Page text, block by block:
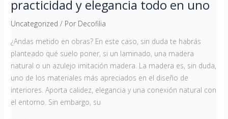
practicidad y elegancia todo en uno
Uncategorized / Por Decofilia
¿Andas metido en obras? En este caso, sin duda te habrás
planteado qué suelo poner, si un laminado, una madera
natural o un azulejo imitación madera. La madera es, sin duda,
uno de los materiales más apreciados en el diseño de
interiores. Aporta calidez, elegancia y una conexión natural con
el entorno. Sin embargo, su